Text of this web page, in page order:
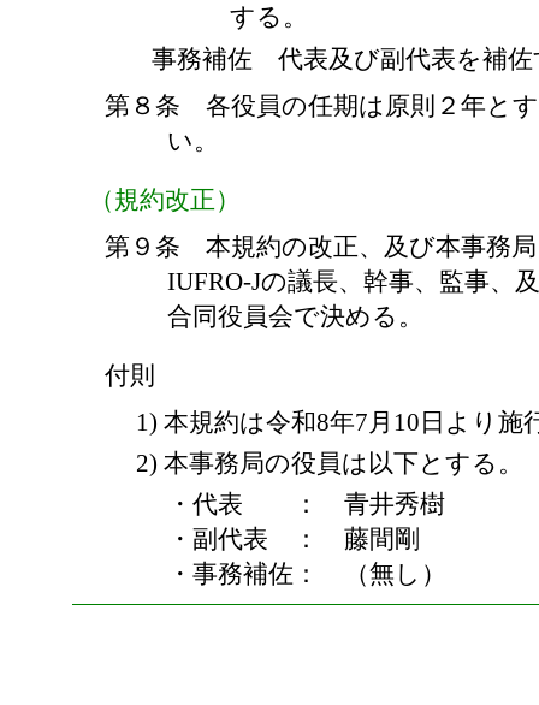
する。
事務補佐 代表及び副代表を補佐
第８条 各役員の任期は原則２年と
い。
（規約改正）
第９条 本規約の改正、及び本事務
IUFRO-Jの議長、幹事、監事、
合同役員会で決める。
付則
1) 本規約は令和8年7月10日より施
2) 本事務局の役員は以下とする。
・代表 ： 青井秀樹
・副代表 ： 藤間剛
・事務補佐： （無し）